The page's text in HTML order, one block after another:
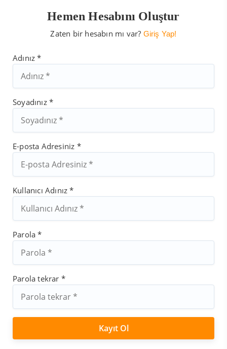
Hemen Hesabını Oluştur
Zaten bir hesabın mı var? Giriş Yap!
Adınız *
Soyadınız *
E-posta Adresiniz *
Kullanıcı Adınız *
Parola *
Parola tekrar *